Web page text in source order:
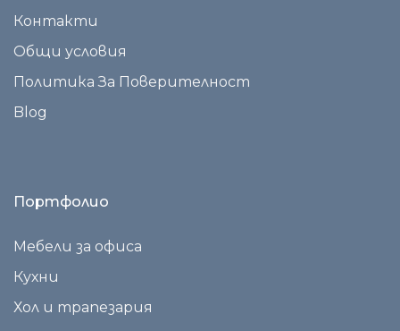
Контакти
Общи условия
Политика За Поверителност
Blog
Портфолио
Мебели за офиса
Кухни
Хол и трапезария